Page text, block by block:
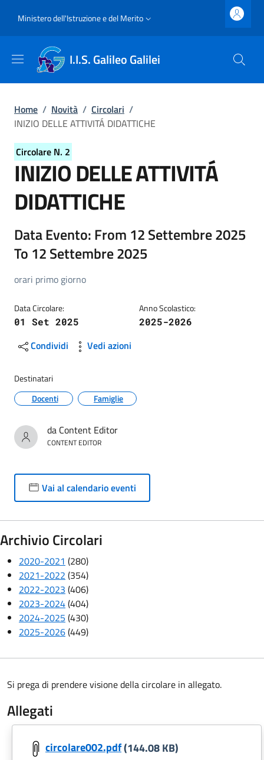
Slim top
Ministero dell'Istruzione e del Merito
I.I.S. Galileo Galilei
Briciole di pane
Home / Novità / Circolari /
INIZIO DELLE ATTIVITÁ DIDATTICHE
Circolare N. 2
INIZIO DELLE ATTIVITÁ
DIDATTICHE
Dettagli della circolare
Data Evento: From 12 Settembre 2025
To 12 Settembre 2025
orari primo giorno
Data Circolare:
01 Set 2025
Anno Scolastico:
2025-2026
Condividi Vedi azioni
Destinatari
Docenti
Famiglie
da Content Editor
CONTENT EDITOR
Vai al calendario eventi
Archivio Circolari
2020-2021 (280)
2021-2022 (354)
2022-2023 (406)
2023-2024(404)
2024-2025 (430)
2025-2026(449)
Si prega di prendere visione della circolare in allegato.
Allegati
circolare002.pdf(144.08 KB)